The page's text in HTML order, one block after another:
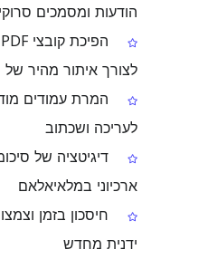
הודעות ומסמכים
לצורך איתור מהיר
המרת עמודים
לעריכה ושכתוב
דיגיטציה של
ארכיוני במלאיאלאם
חיסכון בזמן
ידנית מחדש